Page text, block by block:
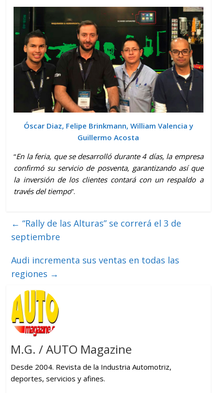
Óscar Diaz, Felipe Brinkmann, William Valencia y
Guillermo Acosta
“En la feria, que se desarrolló durante 4 días, la empresa
confirmó su servicio de posventa, garantizando así que
la inversión de los clientes contará con un respaldo a
través del tiempo”.
← “Rally de las Alturas” se correrá el 3 de
septiembre
Audi incrementa sus ventas en todas las
regiones →
M.G. / AUTO Magazine
Desde 2004. Revista de la Industria Automotriz,
deportes, servicios y afines.